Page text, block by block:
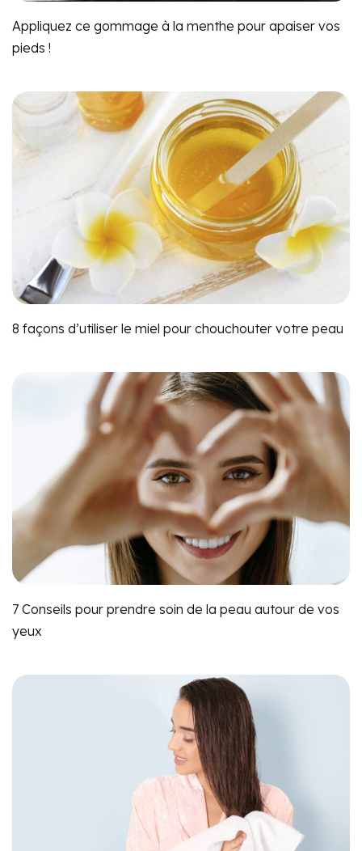
Appliquez ce gommage à la menthe pour apaiser vos
pieds !
8 façons d’utiliser le miel pour chouchouter votre peau
7 Conseils pour prendre soin de la peau autour de vos
yeux